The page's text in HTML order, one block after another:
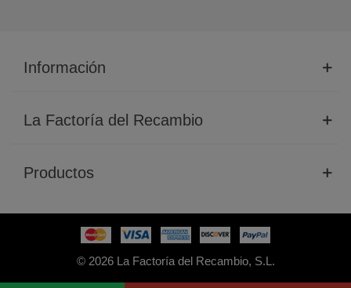
Información
La Factoría del Recambio
Productos
© 2026 La Factoría del Recambio, S.L.